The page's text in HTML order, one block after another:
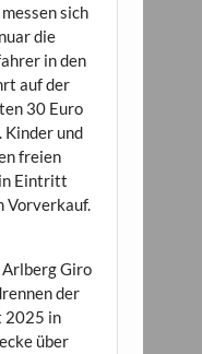
sich
die
in den
auf der
30 Euro
Kinder und
freien
Eintritt
Vorverkauf.
Arlberg Giro
der
2025 in
über